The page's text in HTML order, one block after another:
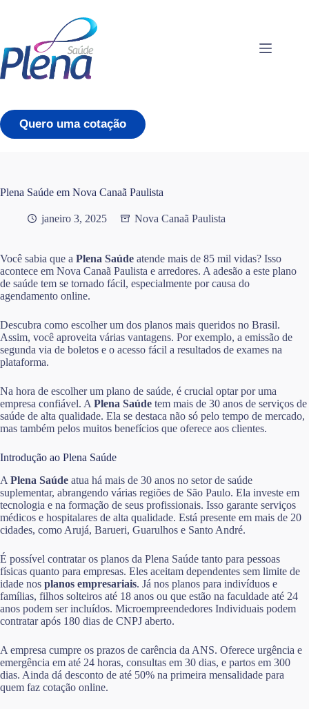
conteúdo
Quero uma cotação
Plena Saúde em Nova Canaã Paulista
janeiro 3, 2025 Nova Canaã Paulista
Você sabia que a Plena Saúde atende mais de 85 mil vidas? Isso
acontece em Nova Canaã Paulista e arredores. A adesão a este plano
de saúde tem se tornado fácil, especialmente por causa do
agendamento online.
Descubra como escolher um dos planos mais queridos no Brasil.
Assim, você aproveita várias vantagens. Por exemplo, a emissão de
segunda via de boletos e o acesso fácil a resultados de exames na
plataforma.
Na hora de escolher um plano de saúde, é crucial optar por uma
empresa confiável. A Plena Saúde tem mais de 30 anos de serviços de
saúde de alta qualidade. Ela se destaca não só pelo tempo de mercado,
mas também pelos muitos benefícios que oferece aos clientes.
Introdução ao Plena Saúde
A Plena Saúde atua há mais de 30 anos no setor de saúde
suplementar, abrangendo várias regiões de São Paulo. Ela investe em
tecnologia e na formação de seus profissionais. Isso garante serviços
médicos e hospitalares de alta qualidade. Está presente em mais de 20
cidades, como Arujá, Barueri, Guarulhos e Santo André.
É possível contratar os planos da Plena Saúde tanto para pessoas
físicas quanto para empresas. Eles aceitam dependentes sem limite de
idade nos planos empresariais. Já nos planos para indivíduos e
famílias, filhos solteiros até 18 anos ou que estão na faculdade até 24
anos podem ser incluídos. Microempreendedores Individuais podem
contratar após 180 dias de CNPJ aberto.
A empresa cumpre os prazos de carência da ANS. Oferece urgência e
emergência em até 24 horas, consultas em 30 dias, e partos em 300
dias. Ainda dá desconto de até 50% na primeira mensalidade para
quem faz cotação online.